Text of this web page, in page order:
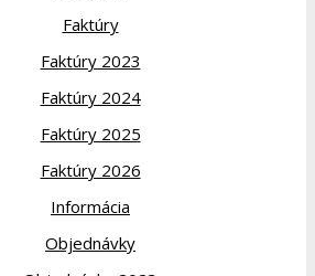
Faktúry
Faktúry 2023
Faktúry 2024
Faktúry 2025
Faktúry 2026
Informácia
Objednávky